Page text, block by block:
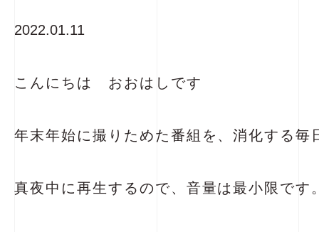
2022.01.11
こんにちは おおはしです
年末年始に撮りためた番組を、消化する毎
真夜中に再生するので、音量は最小限です